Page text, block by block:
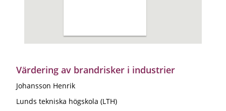
Värdering av brandrisker i industrier
Johansson Henrik
Lunds tekniska högskola (LTH)